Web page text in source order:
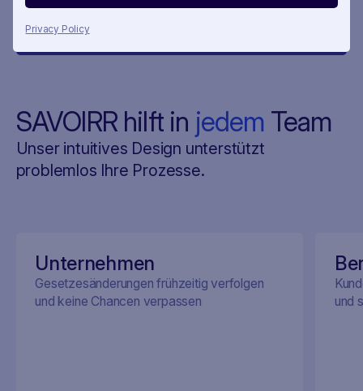
Privacy Policy
SAVOIRR hilft in jedem Team
Unser intuitives Design unterstützt
problemlos Ihre Prozesse.
Unternehmen
Gesetzesänderungen frühzeitig verfolgen
und keine Chancen verpassen
und